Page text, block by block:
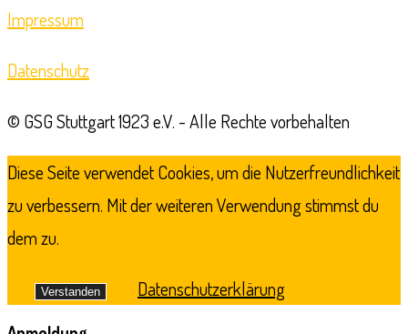
Impressum
Datenschutz
© GSG Stuttgart 1923 e.V. - Alle Rechte vorbehalten
Diese Seite verwendet Cookies, um die Nutzerfreundlichkeit
zu verbessern. Mit der weiteren Verwendung stimmst du
dem zu.
Verstanden Datenschutzerklärung